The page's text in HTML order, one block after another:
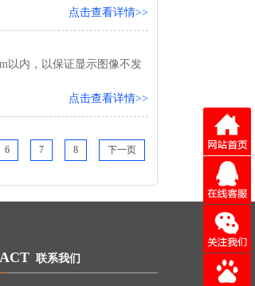
点击查看详情>>
内，以保证显示图像不发
点击查看详情>>
6 7 8 下一页
联系我们